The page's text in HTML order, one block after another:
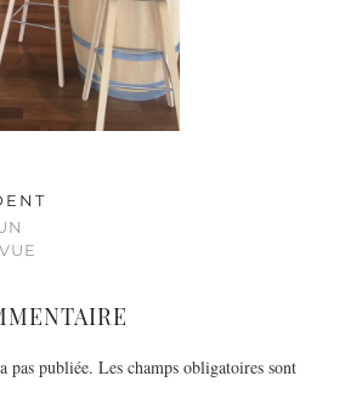
pas publiée. Les champs obligatoires sont